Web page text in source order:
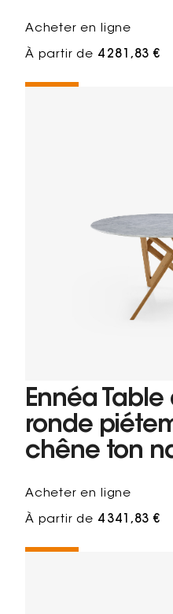
Acheter en ligne
À partir de 4 281,83 €
Ennéa Table
ronde
chêne ton
Acheter en ligne
À partir de 4 341,83 €